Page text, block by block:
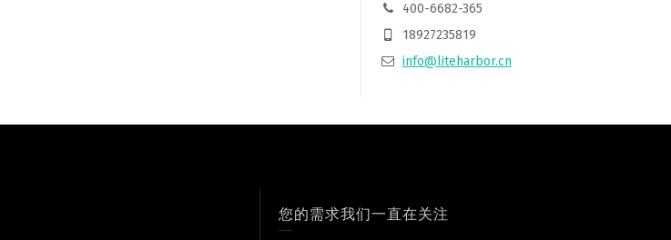
400-6682-365
18927235819
info@liteharbor.cn
您的需求我们一直在关注